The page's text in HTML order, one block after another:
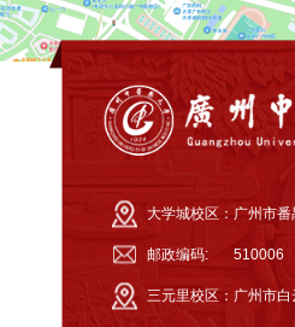
大学城校区： 广州市
邮政编码: 510006
三元里校区： 广州市